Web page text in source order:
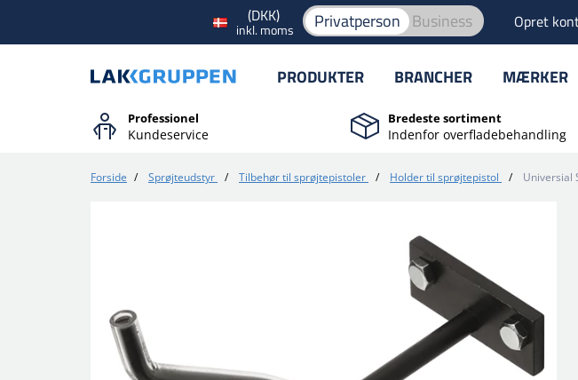
(DKK)
inkl. moms Privatperson Business Opret
PRODUKTER BRANCHER MÆRKER
Professionel
Kundeservice
Bredeste sortiment
Indenfor overfladebehandling
Forside / Sprøjteudstyr / Tilbehør til sprøjtepistoler / Holder til sprøjtepistol / Universial